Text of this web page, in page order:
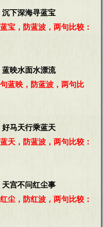
下深海寻蓝宝
宝，防蓝波，两句比较：
映水面水漂流
蓝映，防蓝波，两句比
马天行乘蓝天
天，防蓝波，两句比较：
宫不问红尘事
尘，防红波，两句比较：